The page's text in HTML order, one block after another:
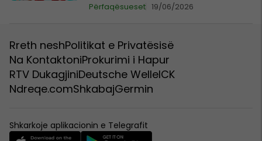
Përfaqësueset 19/06/2026
Rreth neshPolitikat e Privatësisë
Na KontaktoniProkurimi i Hapur
RTV DukagjiniDeutsche WelleICK
Ndreqe.comShkabajGermin
Shkarkoje aplikacionin e Telegrafit